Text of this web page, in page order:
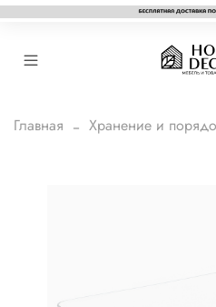
Главная Хранение и